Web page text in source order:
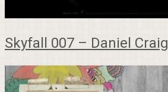
Skyfall 007 – Daniel Craig